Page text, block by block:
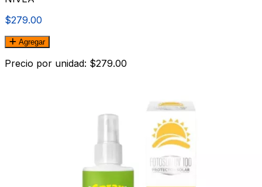
$279.00
Agregar
Precio por unidad: $279.00